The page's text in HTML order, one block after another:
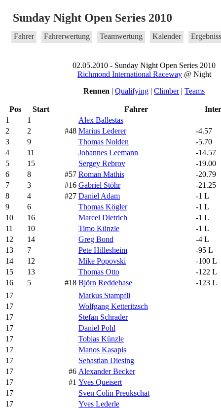
Sunday Night Open Series 2010
Fahrer Fahrerwertung Teamwertung Kalender
02.05.2010 - Sunday Night Open Series 2010
Richmond International Raceway@ Night
Rennen |Qualifying |Climber|Teams
Pos Start Fahrer
1
1
Alex Ballestas
2
2 #48 Marius Lederer
-4.57
3
9 Thomas Nolden
-5.70
4
11 Johannes Leemann
-14.57
5
15 Sergey Rebrov
-19.00
6
8 #57 Roman Mathis
-20.79
7
3 #16 Gabriel Stöhr
-21.25
8
4 #27 Daniel Adam
-1 L
9
6 Thomas Kögler
-1 L
10
16 Marcel Dietrich
-1 L
11
10 Timo Künzle
-1 L
12
14 Greg Bond
-4 L
13
7 Pete Hillesheim
-95 L
14
12 Mike Popovski
-100 L
15
13 Thomas Otto
-122 L
16
5 #18 Björn Reddehase
-123 L
17
Markus Stampfli
17
Wolfgang Ketteritzsch
17
Stefan Schrader
17
Daniel Pohl
17
Tobias Künzle
17
Manos Kasapis
17
Sebastian Diesing
17
#6 Alexander Becker
17
#1 Yves Queisert
17
Sven Colin Preukschat
17
Yves Lederle